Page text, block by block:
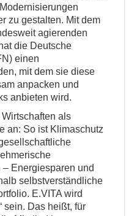
zu gestalten. Mit dem
agierenden
die Deutsche
einen
mit dem sie diese
anpacken und
anbieten wird.
als
an: So ist Klimaschutz
Energiesparen und
selbstverständliche
E.VITA wird
sein. Das heißt, für